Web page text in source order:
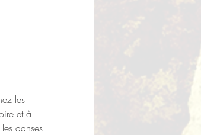
les
et à
danses